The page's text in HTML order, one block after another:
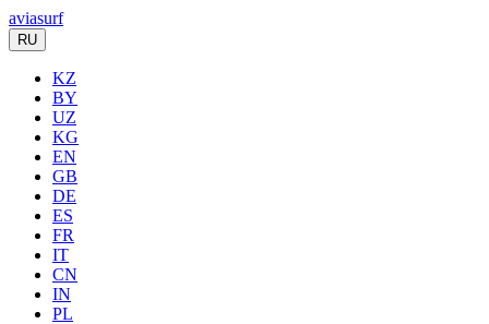
aviasurf
RU
KZ
BY
UZ
KG
EN
GB
DE
ES
FR
IT
CN
IN
PL